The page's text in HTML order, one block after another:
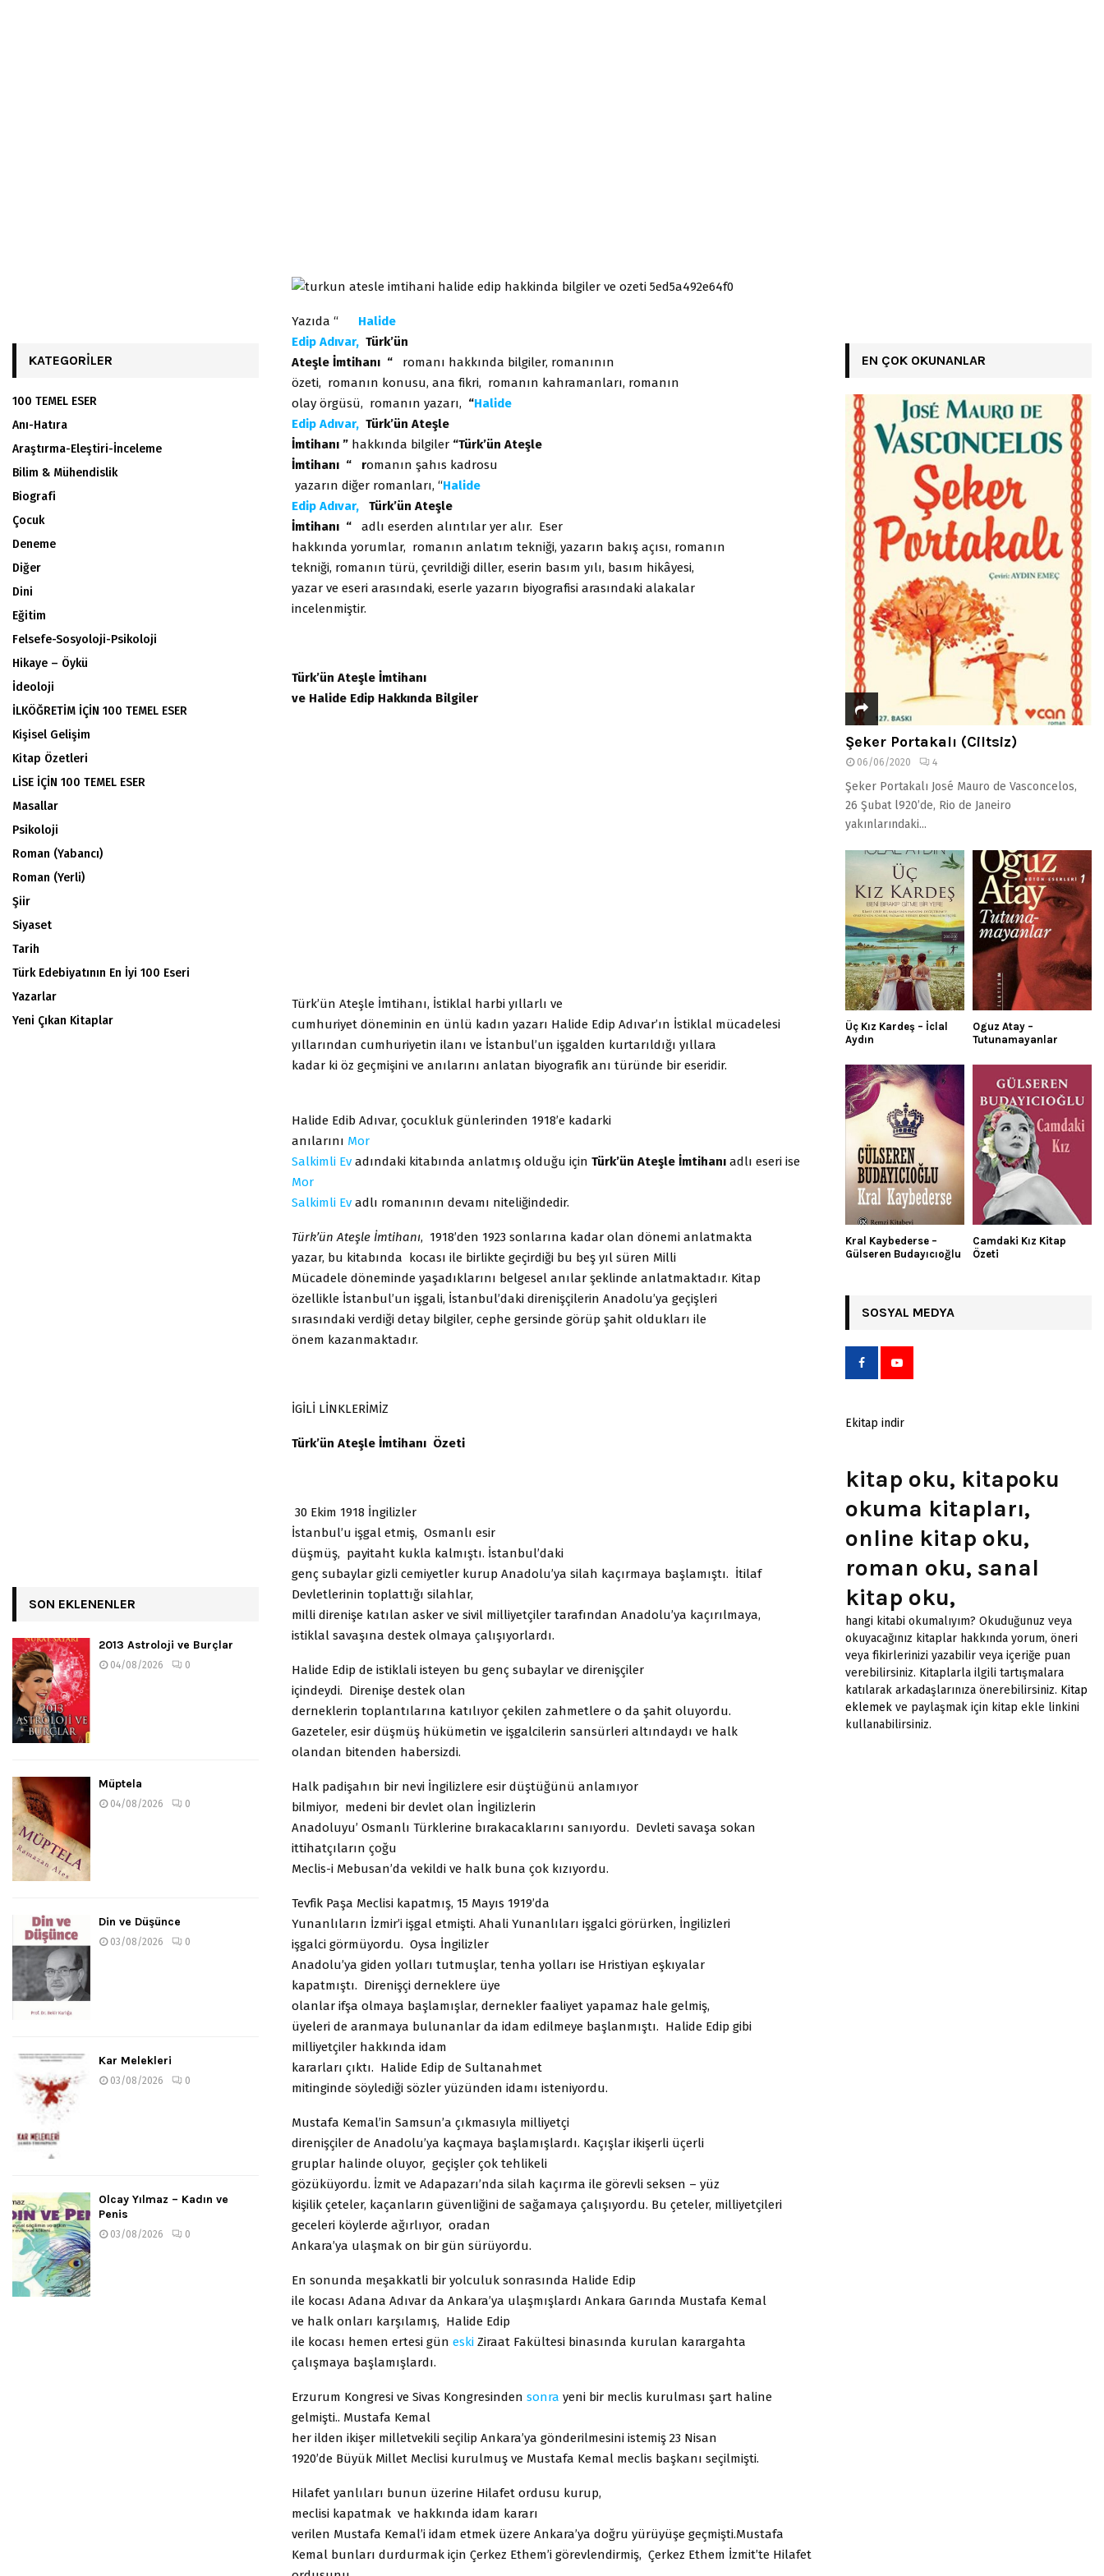
Yazıda “
Halide
Edip Adıvar, Türk’ün
Ateşle İmtihanı “ romanı hakkında bilgiler, romanının
özeti, romanın konusu, ana fikri, romanın kahramanları, romanın
olay örgüsü, romanın yazarı, “Halide
Edip Adıvar, Türk’ün Ateşle
İmtihanı ” hakkında bilgiler “Türk’ün Ateşle
İmtihanı “
romanın şahıs kadrosu
yazarın diğer romanları, “Halide
Edip Adıvar,
Türk’ün Ateşle
İmtihanı “ adlı eserden alıntılar yer alır. Eser
hakkında yorumlar, romanın anlatım tekniği, yazarın bakış açısı, romanın
tekniği, romanın türü, çevrildiği diller, eserin basım yılı, basım hikâyesi,
yazar ve eseri arasındaki, eserle yazarın biyografisi arasındaki alakalar
incelenmiştir.
Türk’ün Ateşle İmtihanı
ve Halide Edip Hakkında Bilgiler
Türk’ün Ateşle İmtihanı, İstiklal harbi yıllarlı ve
cumhuriyet döneminin en ünlü kadın yazarı Halide Edip Adıvar’ın İstiklal mücadelesi
yıllarından cumhuriyetin ilanı ve İstanbul’un işgalden kurtarıldığı yıllara
kadar ki öz geçmişini ve anılarını anlatan biyografik anı türünde bir eseridir.
Halide Edib Adıvar, çocukluk günlerinden 1918’e kadarki
anılarını Mor
Salkimli Ev adındaki kitabında anlatmış olduğu için Türk’ün Ateşle İmtihanı adlı eseri ise
Mor
Salkimli Ev adlı romanının devamı niteliğindedir.
Türk’ün Ateşle İmtihanı, 1918’den 1923 sonlarına kadar olan dönemi anlatmakta
yazar, bu kitabında kocası ile birlikte geçirdiği bu beş yıl süren Milli
Mücadele döneminde yaşadıklarını belgesel anılar şeklinde anlatmaktadır. Kitap
özellikle İstanbul’un işgali, İstanbul’daki direnişçilerin Anadolu’ya geçişleri
sırasındaki verdiği detay bilgiler, cephe gersinde görüp şahit oldukları ile
önem kazanmaktadır.
İGİLİ LİNKLERİMİZ
Türk’ün Ateşle İmtihanı Özeti
30 Ekim 1918 İngilizler
İstanbul’u işgal etmiş, Osmanlı esir
düşmüş, payitaht kukla kalmıştı. İstanbul’daki
genç subaylar gizli cemiyetler kurup Anadolu’ya silah kaçırmaya başlamıştı. İtilaf
Devletlerinin toplattığı silahlar,
milli direnişe katılan asker ve sivil milliyetçiler tarafından Anadolu’ya kaçırılmaya,
istiklal savaşına destek olmaya çalışıyorlardı.
Halide Edip de istiklali isteyen bu genç subaylar ve direnişçiler
içindeydi. Direnişe destek olan
derneklerin toplantılarına katılıyor çekilen zahmetlere o da şahit oluyordu.
Gazeteler, esir düşmüş hükümetin ve işgalcilerin sansürleri altındaydı ve halk
olandan bitenden habersizdi.
Halk padişahın bir nevi İngilizlere esir düştüğünü anlamıyor
bilmiyor, medeni bir devlet olan İngilizlerin
Anadoluyu’ Osmanlı Türklerine bırakacaklarını sanıyordu. Devleti savaşa sokan
ittihatçıların çoğu
Meclis-i Mebusan’da vekildi ve halk buna çok kızıyordu.
Tevfik Paşa Meclisi kapatmış, 15 Mayıs 1919’da
Yunanlıların İzmir’i işgal etmişti. Ahali Yunanlıları işgalci görürken, İngilizleri
işgalci görmüyordu. Oysa İngilizler
Anadolu’ya giden yolları tutmuşlar, tenha yolları ise Hristiyan eşkıyalar
kapatmıştı. Direnişçi derneklere üye
olanlar ifşa olmaya başlamışlar, dernekler faaliyet yapamaz hale gelmiş,
üyeleri de aranmaya bulunanlar da idam edilmeye başlanmıştı. Halide Edip gibi
milliyetçiler hakkında idam
kararları çıktı. Halide Edip de Sultanahmet
mitinginde söylediği sözler yüzünden idamı isteniyordu.
Mustafa Kemal’in Samsun’a çıkmasıyla milliyetçi
direnişçiler de Anadolu’ya kaçmaya başlamışlardı. Kaçışlar ikişerli üçerli
gruplar halinde oluyor, geçişler çok tehlikeli
gözüküyordu. İzmit ve Adapazarı’nda silah kaçırma ile görevli seksen – yüz
kişilik çeteler, kaçanların güvenliğini de sağamaya çalışıyordu. Bu çeteler, milliyetçileri
geceleri köylerde ağırlıyor, oradan
Ankara’ya ulaşmak on bir gün sürüyordu.
En sonunda meşakkatli bir yolculuk sonrasında Halide Edip
ile kocası Adana Adıvar da Ankara’ya ulaşmışlardı Ankara Garında Mustafa Kemal
ve halk onları karşılamış, Halide Edip
ile kocası hemen ertesi gün eski Ziraat Fakültesi binasında kurulan karargahta
çalışmaya başlamışlardı.
Erzurum Kongresi ve Sivas Kongresinden sonra yeni bir meclis kurulması şart haline
gelmişti.. Mustafa Kemal
her ilden ikişer milletvekili seçilip Ankara’ya gönderilmesini istemiş 23 Nisan
1920’de Büyük Millet Meclisi kurulmuş ve Mustafa Kemal meclis başkanı seçilmişti.
Hilafet yanlıları bunun üzerine Hilafet ordusu kurup,
meclisi kapatmak ve hakkında idam kararı
verilen Mustafa Kemal’i idam etmek üzere Ankara’ya doğru yürüyüşe geçmişti.Mustafa
Kemal bunları durdurmak için Çerkez Ethem’i görevlendirmiş, Çerkez Ethem İzmit’te Hilafet
KATEGORILER
100 TEMEL ESER
Anı-Hatıra
Araştırma-Eleştiri-İnceleme
Bilim & Mühendislik
Biografi
Çocuk
Deneme
Diğer
Dini
Eğitim
Felsefe-Sosyoloji-Psikoloji
Hikaye – Öykü
İdeoloji
İLKÖĞRETİM İÇİN 100 TEMEL ESER
Kişisel Gelişim
Kitap Özetleri
LİSE İÇİN 100 TEMEL ESER
Masallar
Psikoloji
Roman (Yabancı)
Roman (Yerli)
Şiir
Siyaset
Tarih
Türk Edebiyatının En İyi 100 Eseri
Yazarlar
Yeni Çıkan Kitaplar
SON EKLENENLER
2013 Astroloji ve Burçlar
04/08/2026 0
Müptela
04/08/2026 0
Din ve Düşünce
03/08/2026 0
Kar Melekleri
03/08/2026 0
Olcay Yılmaz – Kadın ve
Penis
03/08/2026 0
EN ÇOK OKUNANLAR
Şeker Portakalı (Ciltsiz)
06/06/2020 4
Şeker Portakalı José Mauro de Vasconcelos,
26 Şubat l920’de, Rio de Janeiro
yakınlarındaki...
Üç Kız Kardeş – İclal
Aydın
Oguz Atay –
Tutunamayanlar
Kral Kaybederse –
Gülseren Budayıcıoğlu
Camdaki Kız Kitap
Özeti
SOSYAL MEDYA
Ekitap indir
kitap oku, kitapoku
okuma kitapları,
online kitap oku,
roman oku, sanal
kitap oku,
hangi kitabi okumalıyım? Okuduğunuz veya
okuyacağınız kitaplar hakkında yorum, öneri
veya fikirlerinizi yazabilir veya içeriğe puan
verebilirsiniz. Kitaplarla ilgili tartışmalara
katılarak arkadaşlarınıza önerebilirsiniz. Kitap
eklemek ve paylaşmak için kitap ekle linkini
kullanabilirsiniz.